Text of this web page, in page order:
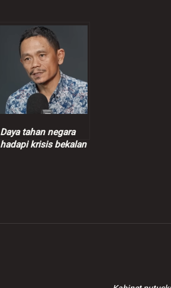
Daya tahan negara
hadapi krisis bekalan